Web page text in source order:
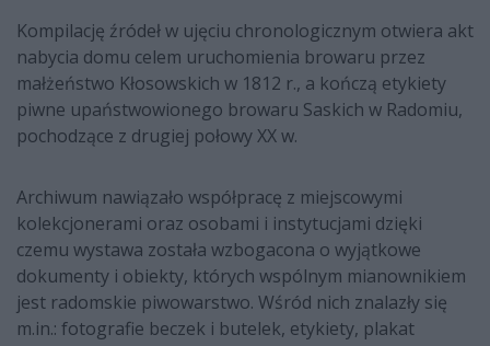
Kompilację źródeł w ujęciu chronologicznym otwiera akt
nabycia domu celem uruchomienia browaru przez
małżeństwo Kłosowskich w 1812 r., a kończą etykiety
piwne upaństwowionego browaru Saskich w Radomiu,
pochodzące z drugiej połowy XX w.
Archiwum nawiązało współpracę z miejscowymi
kolekcjonerami oraz osobami i instytucjami dzięki
czemu wystawa została wzbogacona o wyjątkowe
dokumenty i obiekty, których wspólnym mianownikiem
jest radomskie piwowarstwo. Wśród nich znalazły się
m.in.: fotografie beczek i butelek, etykiety, plakat